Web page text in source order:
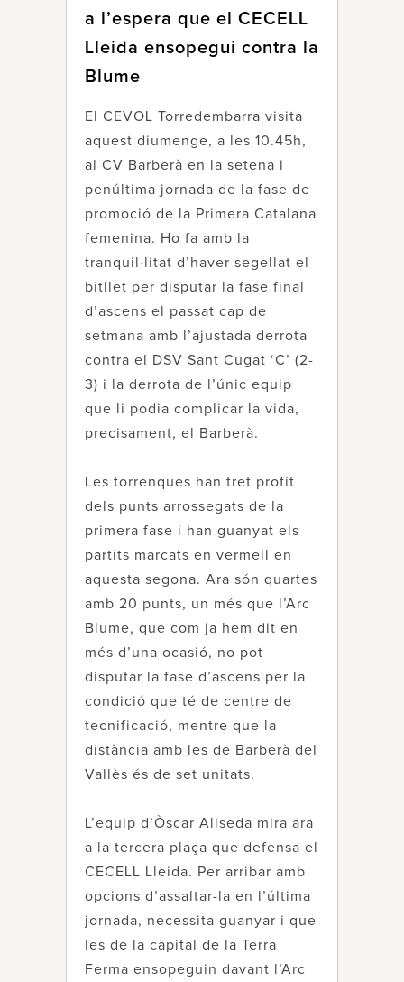
a l’espera que el CECELL
Lleida ensopegui contra la
Blume
El CEVOL Torredembarra visita
aquest diumenge, a les 10.45h,
al CV Barberà en la setena i
penúltima jornada de la fase de
promoció de la Primera Catalana
femenina. Ho fa amb la
tranquil·litat d’haver segellat el
bitllet per disputar la fase final
d’ascens el passat cap de
setmana amb l’ajustada derrota
contra el DSV Sant Cugat ‘C’ (2-
3) i la derrota de l’únic equip
que li podia complicar la vida,
precisament, el Barberà.
Les torrenques han tret profit
dels punts arrossegats de la
primera fase i han guanyat els
partits marcats en vermell en
aquesta segona. Ara són quartes
amb 20 punts, un més que l’Arc
Blume, que com ja hem dit en
més d’una ocasió, no pot
disputar la fase d’ascens per la
condició que té de centre de
tecnificació, mentre que la
distància amb les de Barberà del
Vallès és de set unitats.
L’equip d’Òscar Aliseda mira ara
a la tercera plaça que defensa el
CECELL Lleida. Per arribar amb
opcions d’assaltar-la en l’última
jornada, necessita guanyar i que
les de la capital de la Terra
Ferma ensopeguin davant l’Arc